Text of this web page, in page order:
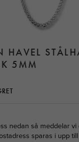
HAVEL
5MM
nedan så meddelar
sparas i upp